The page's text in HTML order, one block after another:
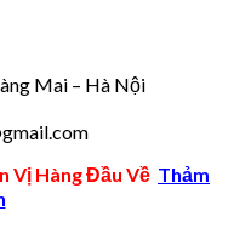
Mai – Hà Nội
Vị Hàng Đầu Về Thảm